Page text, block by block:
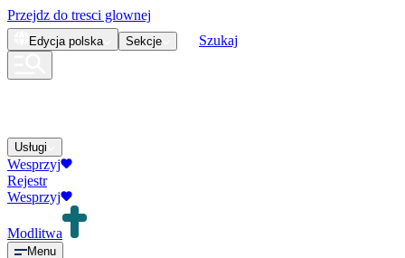
Przejdz do tresci glownej
Edycja polska Sekcje Szukaj
Usługi
Wesprzyj
Rejestr
Wesprzyj
Modlitwa
Menu